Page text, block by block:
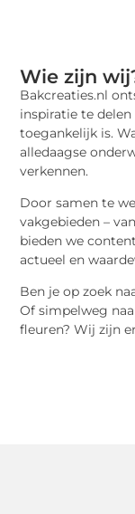
Wie zijn
Bakcreaties.nl
inspiratie te
toegankelijk is.
alledaagse
verkennen.
Door samen te
vakgebieden –
bieden we
actueel en
Ben je op zoek
Of simpelweg
fleuren? Wij zijn